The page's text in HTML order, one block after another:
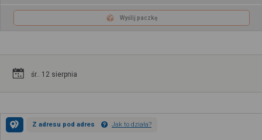
Wyślij paczkę
śr.. 12 sierpnia
Z adresu pod adres Jak to działa?